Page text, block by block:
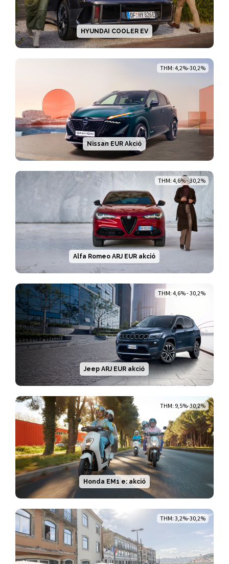
HYUNDAI COOLER EV
THM: 4,2%-30,2%
Nissan EUR Akció
THM: 4,6% - 30,2%
Alfa Romeo ARJ EUR akció
THM: 4,6% - 30,2%
Jeep ARJ EUR akció
THM: 9,5%-30,2%
Honda EM1 e: akció
THM: 3,2%-30,2%